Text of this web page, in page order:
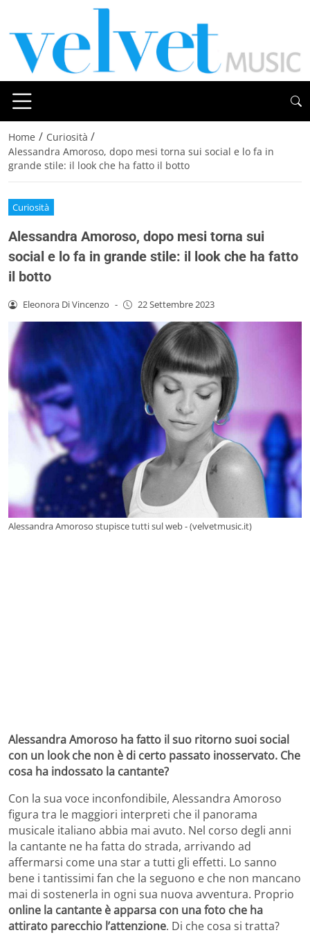
Home / Curiosità /
Alessandra Amoroso, dopo mesi torna sui social e lo fa in
grande stile: il look che ha fatto il botto
Curiosità
Alessandra Amoroso, dopo mesi torna sui
social e lo fa in grande stile: il look che ha fatto
il botto
Eleonora Di Vincenzo - 22 Settembre 2023
Alessandra Amoroso stupisce tutti sul web - (velvetmusic.it)
Alessandra Amoroso ha fatto il suo ritorno suoi social
con un look che non è di certo passato inosservato. Che
cosa ha indossato la cantante?
Con la sua voce inconfondibile, Alessandra Amoroso
figura tra le maggiori interpreti che il panorama
musicale italiano abbia mai avuto. Nel corso degli anni
la cantante ne ha fatta do strada, arrivando ad
affermarsi come una star a tutti gli effetti. Lo sanno
bene i tantissimi fan che la seguono e che non mancano
mai di sostenerla in ogni sua nuova avventura. Proprio
online la cantante è apparsa con una foto che ha
attirato parecchio l’attenzione. Di che cosa si tratta?